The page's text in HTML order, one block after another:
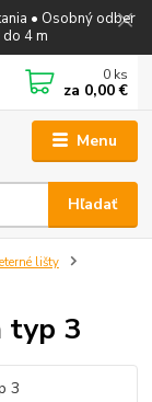
• Osobný odber
4 m
Menu
Hľadať
0 ks
za 0,00 €
lišty
typ 3